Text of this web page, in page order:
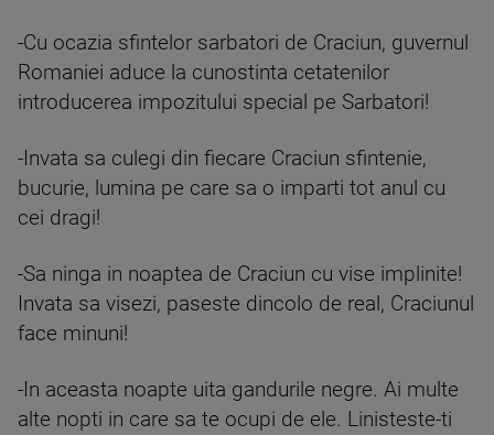
-Cu ocazia sfintelor sarbatori de Craciun, guvernul
Romaniei aduce la cunostinta cetatenilor
introducerea impozitului special pe Sarbatori!
-Invata sa culegi din fiecare Craciun sfintenie,
bucurie, lumina pe care sa o imparti tot anul cu
cei dragi!
-Sa ninga in noaptea de Craciun cu vise implinite!
Invata sa visezi, paseste dincolo de real, Craciunul
face minuni!
-In aceasta noapte uita gandurile negre. Ai multe
alte nopti in care sa te ocupi de ele. Linisteste-ti